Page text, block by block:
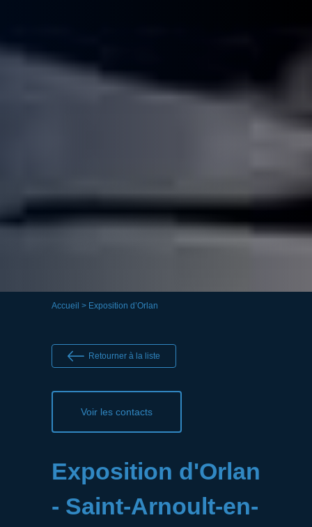
Accueil > Exposition d’Orlan
Retourner à la liste
Voir les contacts
Exposition d'Orlan
- Saint-Arnoult-en-